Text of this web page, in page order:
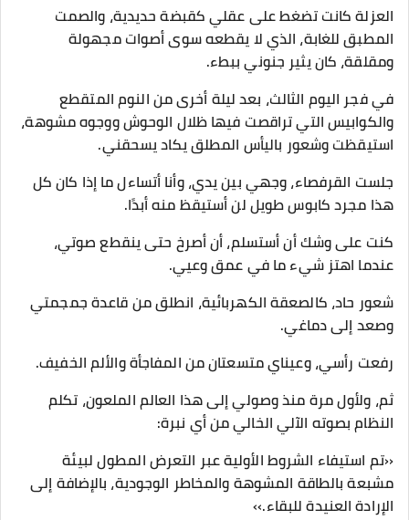
العزلة كانت تضغط على عقلي كقبضة حديدية، والصمت
المطبق للغابة، الذي لا يقطعه سوى أصوات مجهولة
ومقلقة، كان يثير جنوني ببطء.
في فجر اليوم الثالث، بعد ليلة أخرى من النوم المتقطع
والكوابيس التي تراقصت فيها ظلال الوحوش ووجوه مشوهة،
استيقظت وشعور باليأس المطلق يكاد يسحقني.
جلست القرفصاء، وجهي بين يدي، وأنا أتساءل ما إذا كان كل
هذا مجرد كابوس طويل لن أستيقظ منه أبدًا.
كنت على وشك أن أستسلم، أن أصرخ حتى ينقطع صوتي،
عندما اهتز شيء ما في عمق وعيي.
شعور حاد، كالصعقة الكهربائية، انطلق من قاعدة جمجمتي
وصعد إلى دماغي.
رفعت رأسي، وعيناي متسعتان من المفاجأة والألم الخفيف.
ثم، ولأول مرة منذ وصولي إلى هذا العالم الملعون، تكلم
النظام بصوته الآلي الخالي من أي نبرة:
‹‹تم استيفاء الشروط الأولية عبر التعرض المطول لبيئة
مشبعة بالطاقة المشوهة والمخاطر الوجودية، بالإضافة إلى
الإرادة العنيدة للبقاء.››